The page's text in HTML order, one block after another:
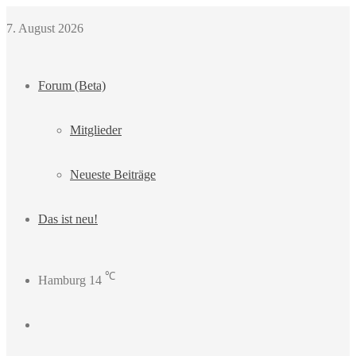
7. August 2026
Forum (Beta)
Mitglieder
Neueste Beiträge
Das ist neu!
Hamburg 14 ℃